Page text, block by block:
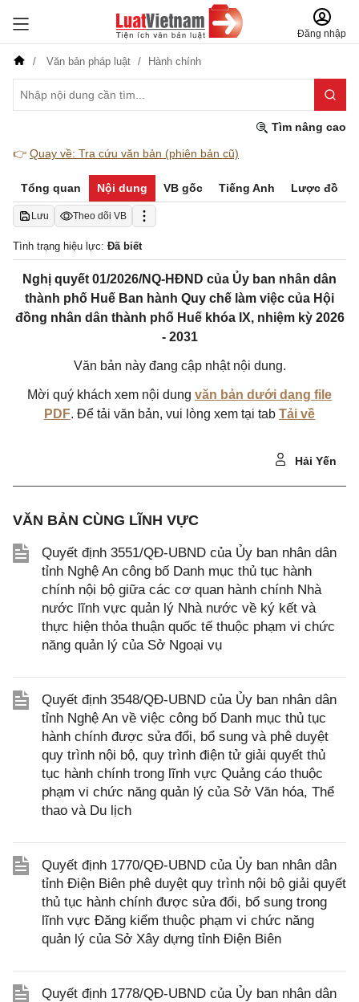
Đăng nhập
Văn bản pháp luật Hành chính
Tìm nâng cao
👉 Quay về: Tra cứu văn bản (phiên bản cũ)
Tổng quan Nội dung VB gốc Tiếng Anh Lược đồ
Lưu Theo dõi VB
Tình trạng hiệu lực: Đã biết
Nghị quyết 01/2026/NQ-HĐND của Ủy ban nhân dân
thành phố Huế Ban hành Quy chế làm việc của Hội
đồng nhân dân thành phố Huế khóa IX, nhiệm kỳ 2026
- 2031
Văn bản này đang cập nhật nội dung.
Mời quý khách xem nội dung văn bản dưới dạng file
PDF. Để tải văn bản, vui lòng xem tại tab Tải về
Hải Yến
VĂN BẢN CÙNG LĨNH VỰC
Quyết định 3551/QĐ-UBND của Ủy ban nhân dân
tỉnh Nghệ An công bố Danh mục thủ tục hành
chính nội bộ giữa các cơ quan hành chính Nhà
nước lĩnh vực quản lý Nhà nước về ký kết và
thực hiện thỏa thuận quốc tế thuộc phạm vi chức
năng quản lý của Sở Ngoại vụ
Quyết định 3548/QĐ-UBND của Ủy ban nhân dân
tỉnh Nghệ An về việc công bố Danh mục thủ tục
hành chính được sửa đổi, bổ sung và phê duyệt
quy trình nội bộ, quy trình điện tử giải quyết thủ
tục hành chính trong lĩnh vực Quảng cáo thuộc
phạm vi chức năng quản lý của Sở Văn hóa, Thể
thao và Du lịch
Quyết định 1770/QĐ-UBND của Ủy ban nhân dân
tỉnh Điện Biên phê duyệt quy trình nội bộ giải quyết
thủ tục hành chính được sửa đổi, bổ sung trong
lĩnh vực Đăng kiểm thuộc phạm vi chức năng
quản lý của Sở Xây dựng tỉnh Điện Biên
Quyết định 1778/QĐ-UBND của Ủy ban nhân dân